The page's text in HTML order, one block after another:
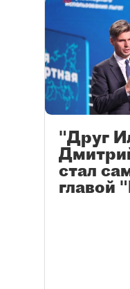
"Друг
стал
главой